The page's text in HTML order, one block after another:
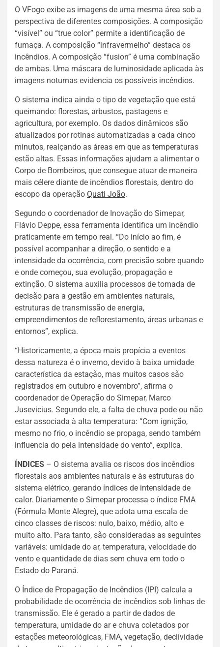
O VFogo exibe as imagens de uma mesma área sob a
perspectiva de diferentes composições. A composição
“visível” ou “true color” permite a identificação de
fumaça. A composição “infravermelho” destaca os
incêndios. A composição “fusion” é uma combinação
de ambas. Uma máscara de luminosidade aplicada às
imagens noturnas evidencia os possíveis incêndios.
O sistema indica ainda o tipo de vegetação que está
queimando: florestas, arbustos, pastagens e
agricultura, por exemplo. Os dados dinâmicos são
atualizados por rotinas automatizadas a cada cinco
minutos, realçando as áreas em que as temperaturas
estão altas. Essas informações ajudam a alimentar o
Corpo de Bombeiros, que consegue atuar de maneira
mais célere diante de incêndios florestais, dentro do
escopo da operação Quati João.
Segundo o coordenador de Inovação do Simepar,
Flávio Deppe, essa ferramenta identifica um incêndio
praticamente em tempo real. “Do início ao fim, é
possível acompanhar a direção, o sentido e a
intensidade da ocorrência, com precisão sobre quando
e onde começou, sua evolução, propagação e
extinção. O sistema auxilia processos de tomada de
decisão para a gestão em ambientes naturais,
estruturas de transmissão de energia,
empreendimentos de reflorestamento, áreas urbanas e
entornos”, explica.
“Historicamente, a época mais propícia a eventos
dessa natureza é o inverno, devido à baixa umidade
característica da estação, mas muitos casos são
registrados em outubro e novembro”, afirma o
coordenador de Operação do Simepar, Marco
Jusevicius. Segundo ele, a falta de chuva pode ou não
estar associada à alta temperatura: “Com ignição,
mesmo no frio, o incêndio se propaga, sendo também
influencia do pela intensidade do vento”, explica.
ÍNDICES – O sistema avalia os riscos dos incêndios
florestais aos ambientes naturais e às estruturas do
sistema elétrico, gerando índices de intensidade de
calor. Diariamente o Simepar processa o índice FMA
(Fórmula Monte Alegre), que adota uma escala de
cinco classes de riscos: nulo, baixo, médio, alto e
muito alto. Para tanto, são consideradas as seguintes
variáveis: umidade do ar, temperatura, velocidade do
vento e quantidade de dias sem chuva em todo o
Estado do Paraná.
O Índice de Propagação de Incêndios (IPI) calcula a
probabilidade de ocorrência de incêndios sob linhas de
transmissão. Ele é gerado a partir de dados de
temperatura, umidade do ar e chuva coletados por
estações meteorológicas, FMA, vegetação, declividade